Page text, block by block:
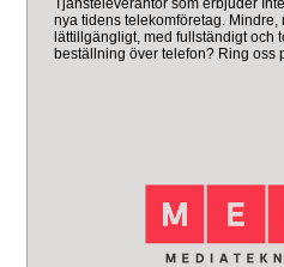
Tjänsteleverantör som erbjuder
nya tidens telekomföretag. Mindre,
lättillgängligt, med fullständigt och
beställning över telefon? Ring oss